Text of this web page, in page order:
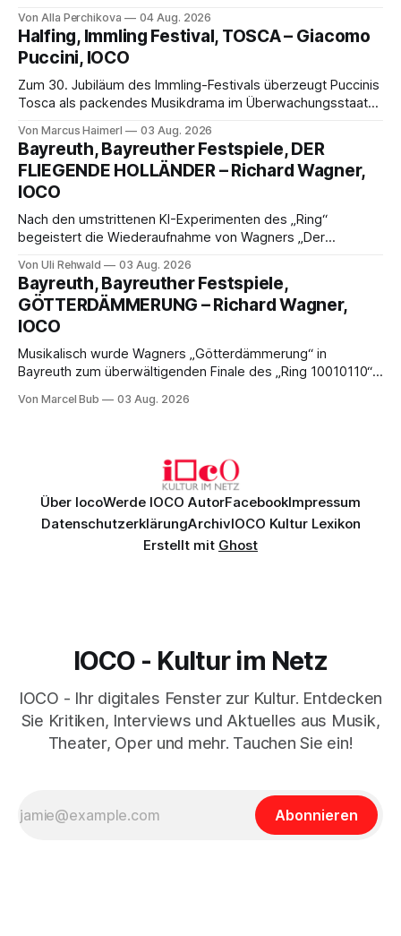
Genau so war der Abend im Kurhaus Wiesbaden, an dem
Johannes Brahms’ Erstes Klavierkonzert d-Moll op. 15 mit
Daniil
Von Alla Perchikova 04 Aug. 2026
Halfing, Immling Festival, TOSCA – Giacomo
Puccini, IOCO
Zum 30. Jubiläum des Immling-Festivals überzeugt Puccinis
Tosca als packendes Musikdrama im Überwachungsstaat
spannend und werkgetreu, getragen von starken Solisten,
eindrucksvollen Projektionen und einer klangvollen
musikalischen Leitung.
Von Marcus Haimerl 03 Aug. 2026
Bayreuth, Bayreuther Festspiele, DER
FLIEGENDE HOLLÄNDER – Richard Wagner,
IOCO
Nach den umstrittenen KI-Experimenten des „Ring“
begeistert die Wiederaufnahme von Wagners „Der
Musik und einem neuen Traumpaar: Elisabeth Teige und
Nicholas Brownlee sorgen für einen der Höhepunkte der
Bayreuther Festspiele 2026.
Von Uli Rehwald 03 Aug. 2026
Bayreuth, Bayreuther Festspiele,
GÖTTERDÄMMERUNG – Richard Wagner,
IOCO
Musikalisch wurde Wagners „Götterdämmerung“ in
Bayreuth zum überwältigenden Finale des „Ring 10010110“:
exzellentes Sängerensemble begeisterten. Die KI-geprägte
Von Marcel Bub 03 Aug. 2026
Über IocoWerde IOCO AutorFacebookImpressum
DatenschutzerklärungArchivIOCO Kultur Lexikon
Erstellt mit Ghost
IOCO - Kultur im Netz
IOCO - Ihr digitales Fenster zur Kultur. Entdecken
Sie Kritiken, Interviews und Aktuelles aus Musik,
Theater, Oper und mehr. Tauchen Sie ein!
Abonnieren